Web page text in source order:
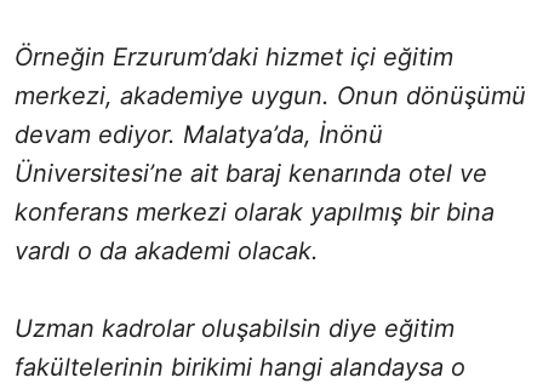
Örneğin Erzurum’daki hizmet içi eğitim
merkezi, akademiye uygun. Onun dönüşümü
devam ediyor. Malatya’da, İnönü
Üniversitesi’ne ait baraj kenarında otel ve
konferans merkezi olarak yapılmış bir bina
vardı o da akademi olacak.
Uzman kadrolar oluşabilsin diye eğitim
fakültelerinin birikimi hangi alandaysa o